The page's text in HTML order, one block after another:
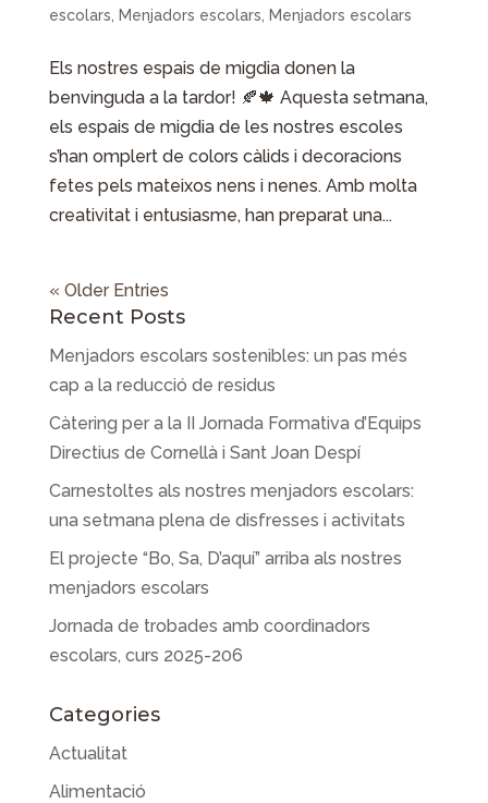
escolars, Menjadors escolars, Menjadors escolars
Els nostres espais de migdia donen la
benvinguda a la tardor! 🍂🍁 Aquesta setmana,
els espais de migdia de les nostres escoles
s’han omplert de colors càlids i decoracions
fetes pels mateixos nens i nenes. Amb molta
creativitat i entusiasme, han preparat una...
« Older Entries
Recent Posts
Menjadors escolars sostenibles: un pas més
cap a la reducció de residus
Càtering per a la II Jornada Formativa d’Equips
Directius de Cornellà i Sant Joan Despí
Carnestoltes als nostres menjadors escolars:
una setmana plena de disfresses i activitats
El projecte “Bo, Sa, D’aquí” arriba als nostres
menjadors escolars
Jornada de trobades amb coordinadors
escolars, curs 2025-206
Categories
Actualitat
Alimentació